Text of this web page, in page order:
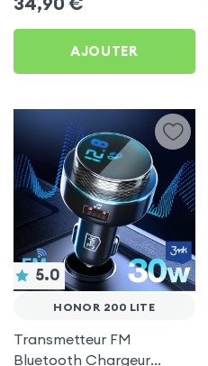
C, Kit Main Libre
Multifonction - 4smarts
AJOUTER
5.0
HONOR 200 LITE
Transmetteur FM
Bluetooth Chargeur